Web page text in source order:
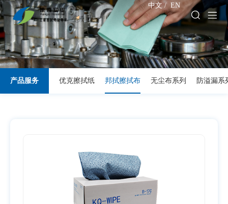
中文 / EN
产品服务 优克擦拭纸 邦拭擦拭布 无尘布系列 防溢漏系